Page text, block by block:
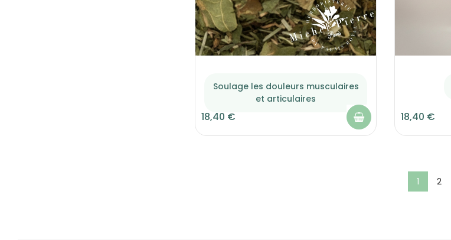
Soulage les douleurs musculaires
et articulaires
18,40 € 18,40 €
1 2